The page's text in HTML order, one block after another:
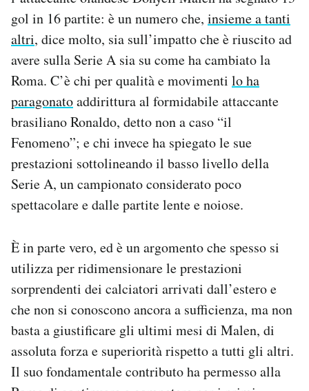
Regala il Post
Hai bisogno di aiuto?
Esci
gol in 16 partite: è un numero che, insieme a tanti
altri, dice molto, sia sull’impatto che è riuscito ad
avere sulla Serie A sia su come ha cambiato la
Roma. C’è chi per qualità e movimenti lo ha
paragonatoaddirittura al formidabile attaccante
brasiliano Ronaldo, detto non a caso “il
Fenomeno”; e chi invece ha spiegato le sue
prestazioni sottolineando il basso livello della
Serie A, un campionato considerato poco
spettacolare e dalle partite lente e noiose.
È in parte vero, ed è un argomento che spesso si
utilizza per ridimensionare le prestazioni
sorprendenti dei calciatori arrivati dall’estero e
che non si conoscono ancora a sufficienza, ma non
basta a giustificare gli ultimi mesi di Malen, di
assoluta forza e superiorità rispetto a tutti gli altri.
Il suo fondamentale contributo ha permesso alla